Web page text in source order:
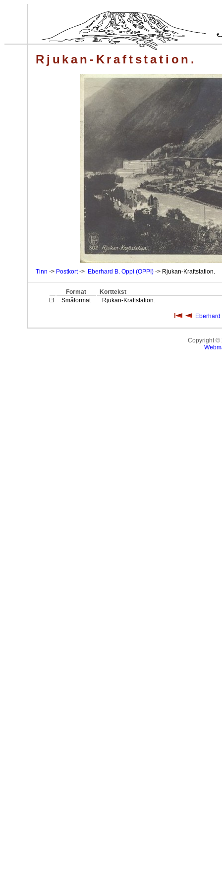
Rjukan-Kraftstation.
Tinn -> Postkort-> Eberhard B. Oppi (OPPI) -> Rjukan-Kraftstation.
Format
Korttekst
Småformat
Rjukan-Kraftstation.
Eberhard
Copyright ©